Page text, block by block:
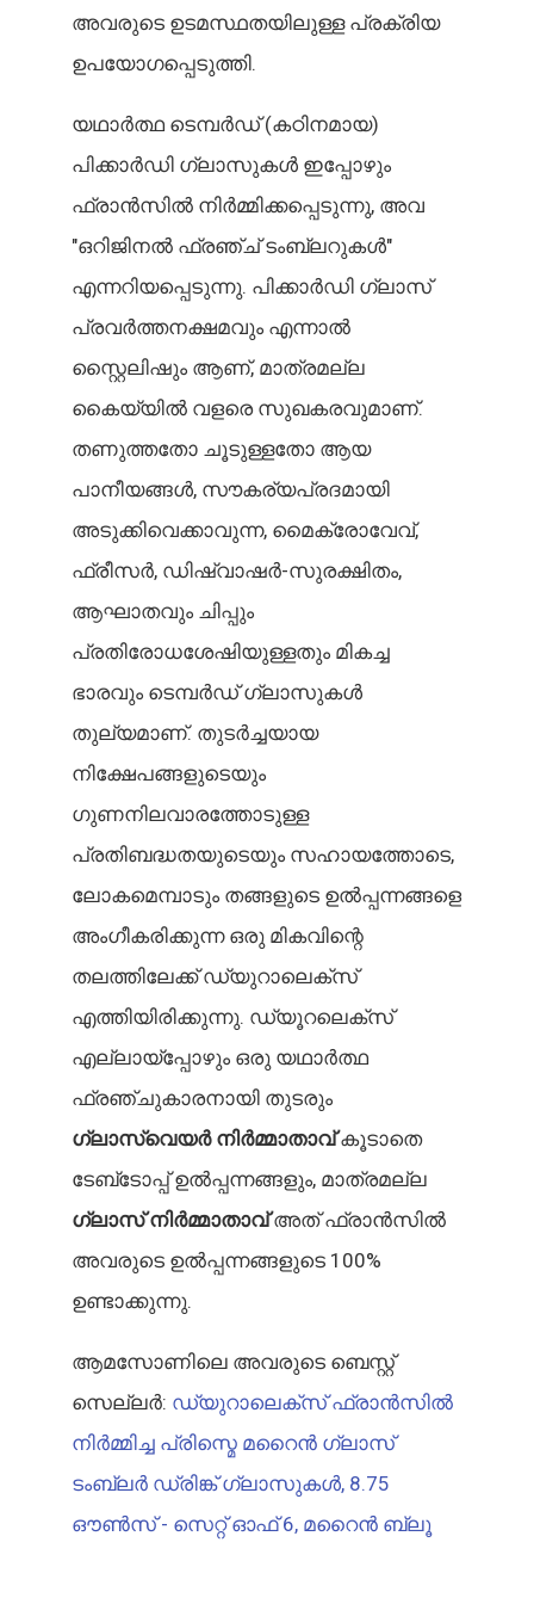
അവരുടെ ഉടമസ്ഥതയിലുള്ള പ്രക്രിയ
ഉപയോഗപ്പെടുത്തി.
യഥാർത്ഥ ടെമ്പർഡ് (കഠിനമായ)
പിക്കാർഡി ഗ്ലാസുകൾ ഇപ്പോഴും
ഫ്രാൻസിൽ നിർമ്മിക്കപ്പെടുന്നു, അവ
"ഒറിജിനൽ ഫ്രഞ്ച് ടംബ്ലറുകൾ"
എന്നറിയപ്പെടുന്നു. പിക്കാർഡി ഗ്ലാസ്
പ്രവർത്തനക്ഷമവും എന്നാൽ
സ്റ്റൈലിഷും ആണ്, മാത്രമല്ല
കൈയ്യിൽ വളരെ സുഖകരവുമാണ്.
തണുത്തതോ ചൂടുള്ളതോ ആയ
പാനീയങ്ങൾ, സൗകര്യപ്രദമായി
അടുക്കിവെക്കാവുന്ന, മൈക്രോവേവ്,
ഫ്രീസർ, ഡിഷ്വാഷർ-സുരക്ഷിതം,
ആഘാതവും ചിപ്പും
പ്രതിരോധശേഷിയുള്ളതും മികച്ച
ഭാരവും ടെമ്പർഡ് ഗ്ലാസുകൾ
തുല്യമാണ്. തുടർച്ചയായ
നിക്ഷേപങ്ങളുടെയും
ഗുണനിലവാരത്തോടുള്ള
പ്രതിബദ്ധതയുടെയും സഹായത്തോടെ,
ലോകമെമ്പാടും തങ്ങളുടെ ഉൽപ്പന്നങ്ങളെ
അംഗീകരിക്കുന്ന ഒരു മികവിന്റെ
തലത്തിലേക്ക് ഡ്യുറാലെക്സ്
എത്തിയിരിക്കുന്നു. ഡ്യൂറലെക്സ്
എല്ലായ്പ്പോഴും ഒരു യഥാർത്ഥ
ഫ്രഞ്ചുകാരനായി തുടരും
ഗ്ലാസ്വെയർ നിർമ്മാതാവ്കൂടാതെ
ടേബ്‌ടോപ്പ് ഉൽപ്പന്നങ്ങളും, മാത്രമല്ല
ഗ്ലാസ് നിർമ്മാതാവ്അത് ഫ്രാൻസിൽ
അവരുടെ ഉൽപ്പന്നങ്ങളുടെ 100%
ഉണ്ടാക്കുന്നു.
ആമസോണിലെ അവരുടെ ബെസ്റ്റ്
സെല്ലർ: ഡ്യുറാലെക്സ് ഫ്രാൻസിൽ
നിർമ്മിച്ച പ്രിസ്മെ മറൈൻ ഗ്ലാസ്
ടംബ്ലർ ഡ്രിങ്ക് ഗ്ലാസുകൾ, 8.75
ഔൺസ് - സെറ്റ് ഓഫ് 6, മറൈൻ ബ്ലൂ